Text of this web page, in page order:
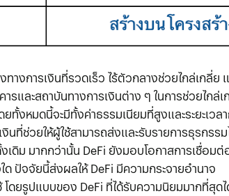
การเงินที่รวดเร็ว ไร้ตัวกลางช่วยไกล่เกลี่ย
ละสถาบันทางการเงินต่าง ๆ ในการช่วยไกล่
หมดนี้จะมีทั้งค่าธรรมเนียมที่สูงและระยะเวล
ที่ช่วยให้ผู้ใช้สามารถส่งและรับรายการธุรกรร
เดิม มากกว่านั้น DeFi ยังมอบโอกาสการเชื่อม
ปัจจัยนี้ส่งผลให้ DeFi มีความกระจายอำนาจ
ดยรูปแบบของ DeFi ที่ได้รับความนิยมมากที่สุด